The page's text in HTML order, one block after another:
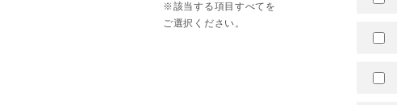
※該当する項目すべてを
ご選択ください。